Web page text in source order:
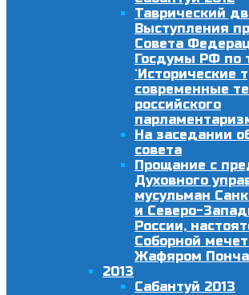
Таврический
Выступления
Совета
Госдумы РФ по
`Исторические
современные
российского
На заседании
совета
Прощание с
Духовного
мусульман
и Северо-
России,
Соборной
Жафяром
2013
Сабантуй 2013